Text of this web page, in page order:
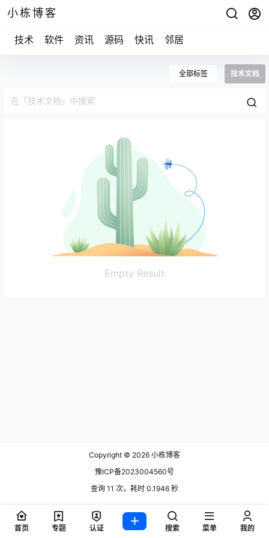
小栋博客
技术 软件 资讯 源码 快讯 邻居
全部标签 技术文档
Empty Result
Copyright © 2026 小栋博客
豫ICP备2023004560号
查询 11 次，耗时 0.1946 秒
首页 专题 认证 搜索 菜单 我的